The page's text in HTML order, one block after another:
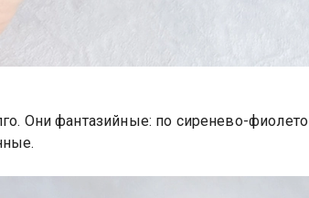
Они фантазийные: по сиренево-